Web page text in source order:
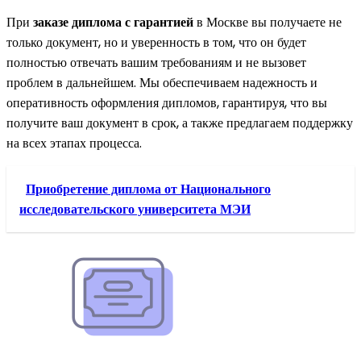
При заказе диплома с гарантиейв Москве вы получаете не
только документ, но и уверенность в том, что он будет
полностью отвечать вашим требованиям и не вызовет
проблем в дальнейшем. Мы обеспечиваем надежность и
оперативность оформления дипломов, гарантируя, что вы
получите ваш документ в срок, а также предлагаем поддержку
на всех этапах процесса.
Приобретение диплома от Национального
исследовательского университета МЭИ